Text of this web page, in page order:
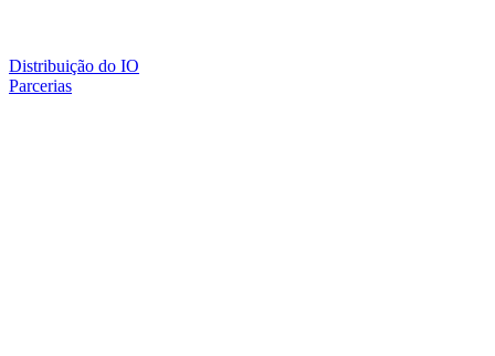
Distribuição do IO
Parcerias